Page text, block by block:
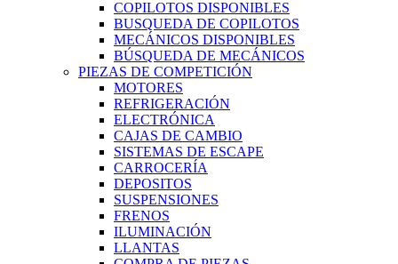
COPILOTOS DISPONIBLES
BUSQUEDA DE COPILOTOS
MECÁNICOS DISPONIBLES
BÚSQUEDA DE MECÁNICOS
PIEZAS DE COMPETICIÓN
MOTORES
REFRIGERACIÓN
ELECTRÓNICA
CAJAS DE CAMBIO
SISTEMAS DE ESCAPE
CARROCERÍA
DEPOSITOS
SUSPENSIONES
FRENOS
ILUMINACIÓN
LLANTAS